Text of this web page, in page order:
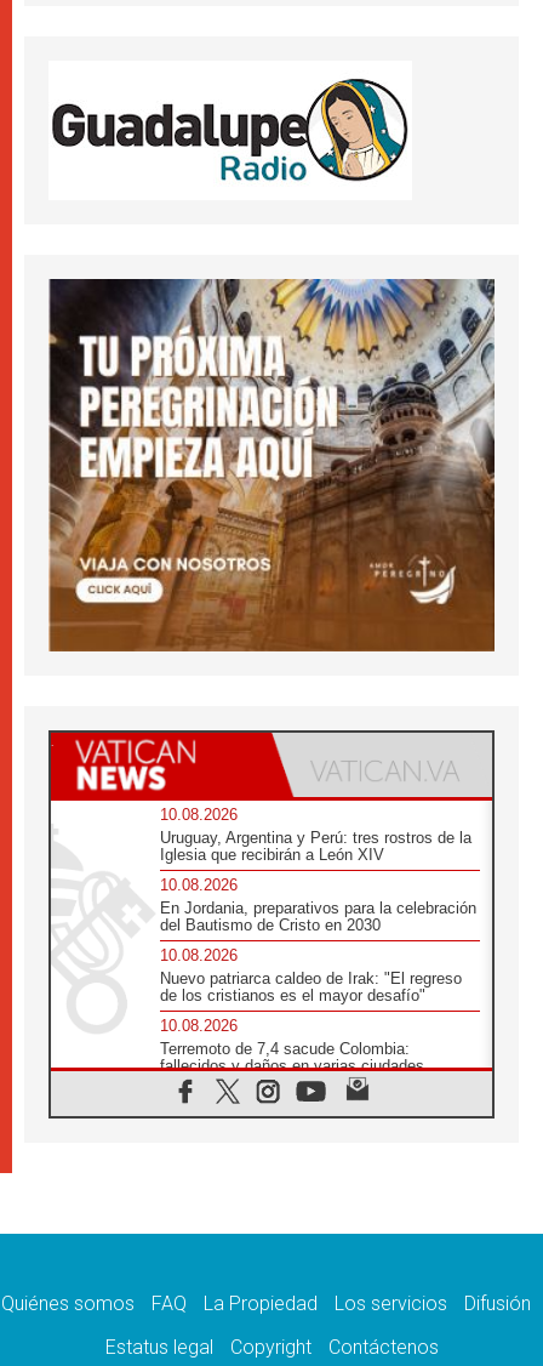
10.08.2026
Uruguay, Argentina y Perú: tres rostros de la
Iglesia que recibirán a León XIV
10.08.2026
En Jordania, preparativos para la celebración
del Bautismo de Cristo en 2030
10.08.2026
Nuevo patriarca caldeo de Irak: "El regreso
de los cristianos es el mayor desafío"
10.08.2026
Terremoto de 7,4 sacude Colombia:
fallecidos y daños en varias ciudades
10.08.2026
Ébola en RD Congo: Alarma de la UNICEF
10.08.2026
10.08.2026
solos frente a la violencia de los colonos
Quiénes somos FAQ La Propiedad Los servicios
Difusión
Estatus legal
Copyright Contáctenos